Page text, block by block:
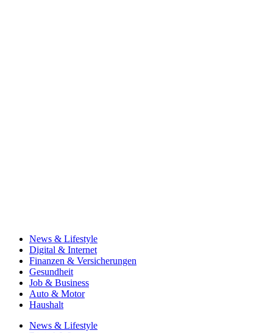
News & Lifestyle
Digital & Internet
Finanzen & Versicherungen
Gesundheit
Job & Business
Auto & Motor
Haushalt
News & Lifestyle